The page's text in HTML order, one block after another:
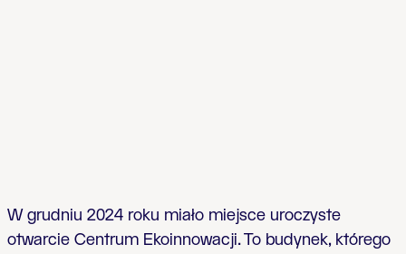
W grudniu 2024 roku miało miejsce uroczyste
otwarcie Centrum Ekoinnowacji. To budynek, którego